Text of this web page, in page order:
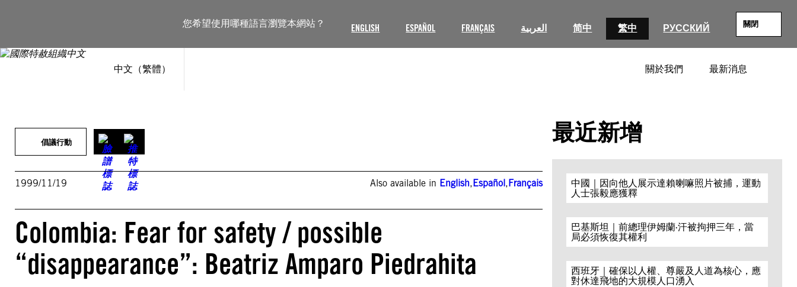
您希望使用哪種語言瀏覽本網站？ ENGLISH ESPAÑOL FRANÇAIS العربية 简中 繁中 РУССКИЙ 關閉
中文（繁體） 關於我們 最新消息
內
倡議行動
1999/11/19 Also available in English,Español,Français
Colombia: Fear for safety / possible
“disappearance”: Beatriz Amparo Piedrahita
最近新增
中國｜因向他人展示達賴喇嘛照片被捕，運動
人士張毅應獲釋
巴基斯坦｜前總理伊姆蘭·汗被拘押三年，當
局必須恢復其權利
西班牙｜確保以人權、尊嚴及人道為核心，應
對休達飛地的大規模人口湧入